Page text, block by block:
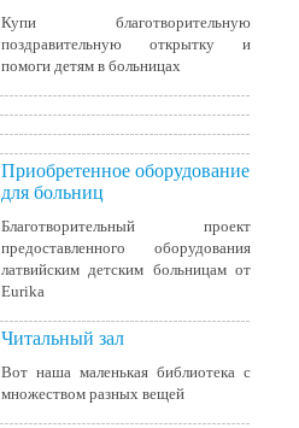
Купи благотворительную
поздравительную открытку и
помоги детям в больницах
Приобретенное оборудование
для больниц
Благотворительный проект
предоставленного оборудования
латвийским детским больницам от
Eurika
Читальный зал
Вот наша маленькая библиотека c
множеством разных вещей